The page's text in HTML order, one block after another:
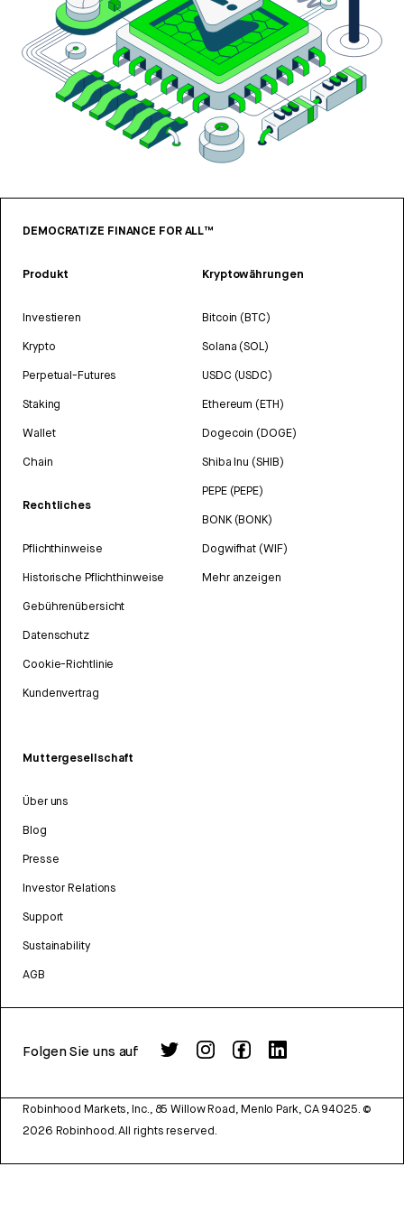
DEMOCRATIZE FINANCE FOR ALL™
Produkt
Investieren
Krypto
Perpetual-Futures
Staking
Wallet
Chain
Rechtliches
Pflichthinweise
Historische Pflichthinweise
Gebührenübersicht
Datenschutz
Cookie-Richtlinie
Kundenvertrag
Kryptowährungen
Bitcoin (BTC)
Solana (SOL)
USDC (USDC)
Ethereum (ETH)
Dogecoin (DOGE)
Shiba Inu (SHIB)
PEPE (PEPE)
BONK (BONK)
Dogwifhat (WIF)
Mehr anzeigen
Muttergesellschaft
Über uns
Blog
Presse
Investor Relations
Support
Sustainability
AGB
Folgen Sie uns auf
Robinhood Markets, Inc., 85 Willow Road, Menlo Park, CA 94025. ©
2026 Robinhood. All rights reserved.